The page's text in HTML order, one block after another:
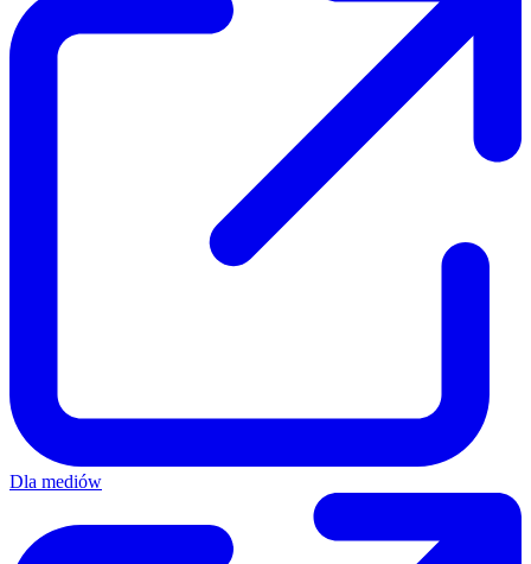
Dla mediów